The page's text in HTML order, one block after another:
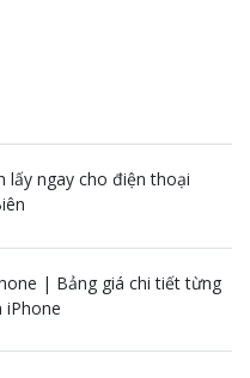
lấy ngay cho điện thoại
| Bảng giá chi tiết từng
iPhone